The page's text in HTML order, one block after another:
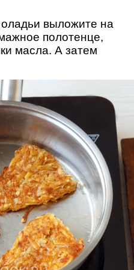
выложите на
полотенце,
масла. А затем